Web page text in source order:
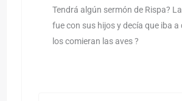
Tendrá algún sermón de Rispa?
fue con sus hijos y decía que iba a
los comieran las aves ?